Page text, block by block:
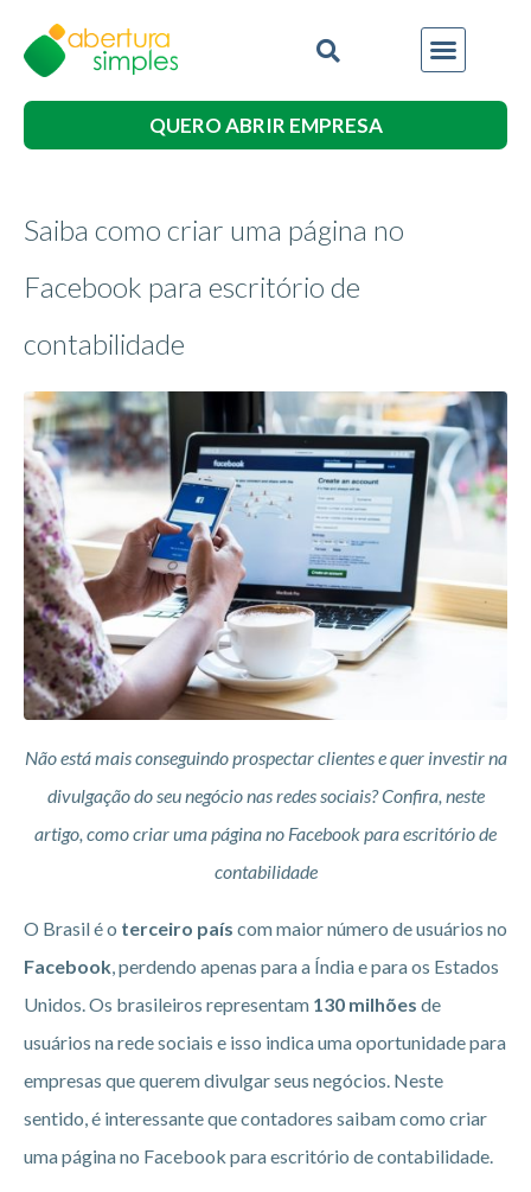
QUERO ABRIR EMPRESA
Saiba como criar uma página no
Facebook para escritório de
contabilidade
Não está mais conseguindo prospectar clientes e quer investir na
divulgação do seu negócio nas redes sociais? Confira, neste
artigo, como criar uma página no Facebook para escritório de
contabilidade
O Brasil é o terceiro país com maior número de usuários no
Facebook, perdendo apenas para a Índia e para os Estados
Unidos. Os brasileiros representam 130 milhões de
usuários na rede sociais e isso indica uma oportunidade para
empresas que querem divulgar seus negócios. Neste
sentido, é interessante que contadores saibam como criar
uma página no Facebook para escritório de contabilidade.